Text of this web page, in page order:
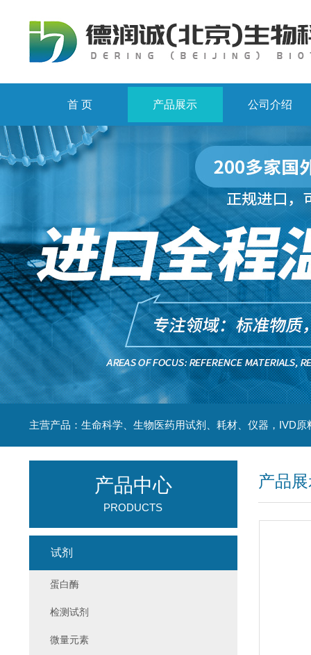
首 页 产品展示 公司介绍
主营产品：生命科学、生物医药用试剂、耗材、仪器，IVD原
产品
产品中心
PRODUCTS
试剂
蛋白酶
检测试剂
微量元素